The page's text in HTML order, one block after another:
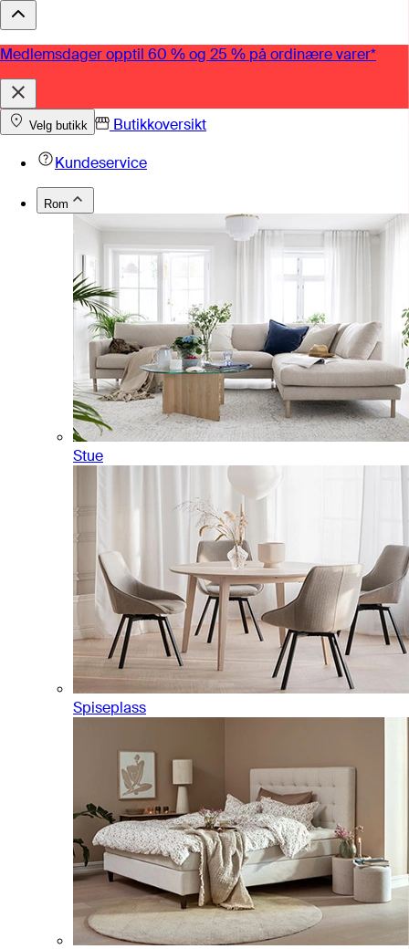
Medlemsdager opptil 60 % og 25 % på ordinære varer*
Velg butikk
Butikkoversikt
Kundeservice
Rom
Stue
Spiseplass